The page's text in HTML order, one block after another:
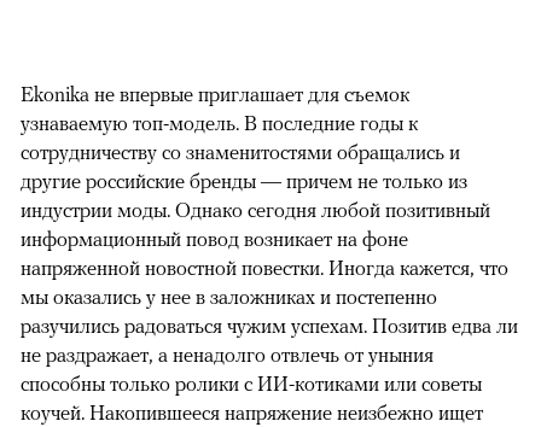
Ekonika не впервые приглашает для съемок
узнаваемую топ-модель. В последние годы к
сотрудничеству со знаменитостями обращались и
другие российские бренды — причем не только из
индустрии моды. Однако сегодня любой позитивный
информационный повод возникает на фоне
напряженной новостной повестки. Иногда кажется, что
мы оказались у нее в заложниках и постепенно
разучились радоваться чужим успехам. Позитив едва ли
не раздражает, а ненадолго отвлечь от уныния
способны только ролики с ИИ-котиками или советы
коучей. Накопившееся напряжение неизбежно ищет